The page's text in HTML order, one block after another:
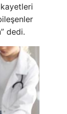
dedi.